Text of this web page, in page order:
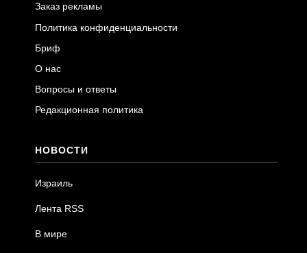
Заказ рекламы
Политика конфиденциальности
Бриф
О нас
Вопросы и ответы
Редакционная политика
НОВОСТИ
Израиль
Лента RSS
В мире